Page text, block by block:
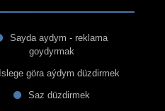
Sayda aydym - reklama
goydyrmak
Islege göra aýdym düzdirmek
Saz düzdirmek